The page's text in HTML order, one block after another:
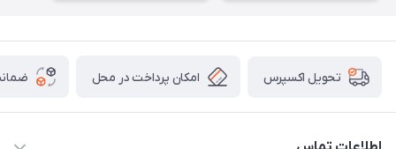
تحویل اکسپرس امکان پرداخت در محل